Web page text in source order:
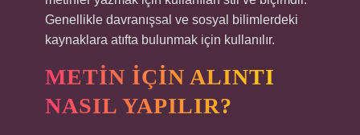
Genellikle davranışsal ve sosyal bilimlerdeki
kaynaklara atıfta bulunmak için kullanılır.
METIN IÇIN ALINTI
NASIL YAPILIR?